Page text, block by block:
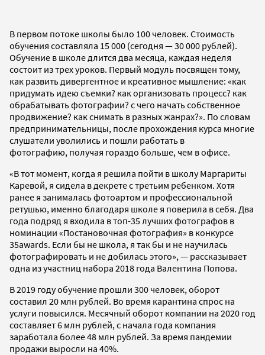
В первом потоке школы было 100 человек. Стоимость
обучения составляла 15 000 (сегодня — 30 000 рублей).
Обучение в школе длится два месяца, каждая неделя
состоит из трех уроков. Первый модуль посвящен тому,
как развить дивергентное и креативное мышление: «как
придумать идею съемки? как организовать процесс? как
обрабатывать фотографии? с чего начать собственное
продвижение? как снимать в разных жанрах?». По словам
предпринимательницы, после прохождения курса многие
слушатели уволились и пошли работать в
фотографию, получая гораздо больше, чем в офисе.
«В тот момент, когда я решила пойти в школу Маргариты
Каревой, я сидела в декрете с третьим ребенком. Хотя
ранее я занималась фотоартом и профессиональной
ретушью, именно благодаря школе я поверила в себя. Два
года подряд я входила в топ-35 лучших фотографов в
номинации «Постановочная фотография» в конкурсе
35awards. Если бы не школа, я так бы и не научилась
фотографировать и не добилась этого», — рассказывает
одна из участниц набора 2018 года Валентина Попова.
В 2019 году обучение прошли 300 человек, оборот
составил 20 млн рублей. Во время карантина спрос на
услуги повысился. Месячный оборот компании на 2020 год
составляет 6 млн рублей, с начала года компания
заработала более 48 млн рублей. За время пандемии
продажи выросли на 40%.